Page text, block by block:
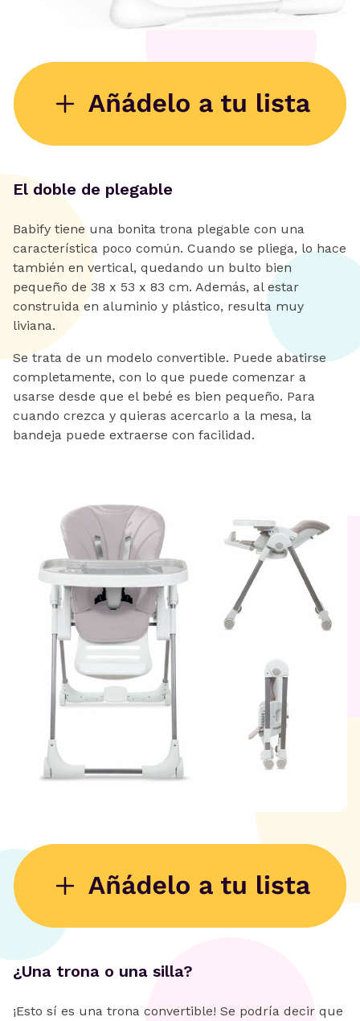
El doble de plegable
Babify tiene una bonita trona plegable con una
característica poco común. Cuando se pliega, lo hace
también en vertical, quedando un bulto bien
pequeño de 38 x 53 x 83 cm. Además, al estar
construida en aluminio y plástico, resulta muy
liviana.
Se trata de un modelo convertible. Puede abatirse
completamente, con lo que puede comenzar a
usarse desde que el bebé es bien pequeño. Para
cuando crezca y quieras acercarlo a la mesa, la
bandeja puede extraerse con facilidad.
¿Una trona o una silla?
¡Esto sí es una trona convertible! Se podría decir que